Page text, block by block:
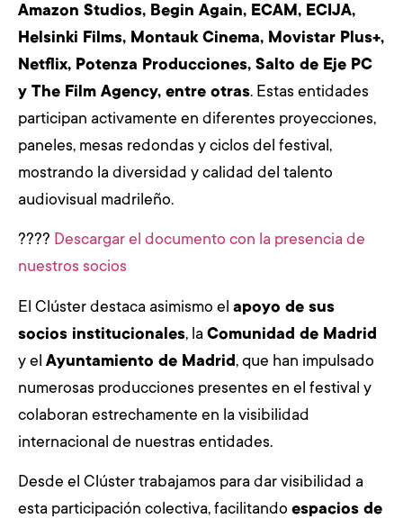
Amazon Studios, Begin Again, ECAM, ECIJA,
Helsinki Films, Montauk Cinema, Movistar Plus+,
Netflix, Potenza Producciones, Salto de Eje PC
y The Film Agency, entre otras. Estas entidades
participan activamente en diferentes proyecciones,
paneles, mesas redondas y ciclos del festival,
mostrando la diversidad y calidad del talento
audiovisual madrileño.
???? Descargar el documento con la presencia de
nuestros socios
El Clúster destaca asimismo el apoyo de sus
socios institucionales, la Comunidad de Madrid
y el Ayuntamiento de Madrid, que han impulsado
numerosas producciones presentes en el festival y
colaboran estrechamente en la visibilidad
internacional de nuestras entidades.
Desde el Clúster trabajamos para dar visibilidad a
esta participación colectiva, facilitando espacios de